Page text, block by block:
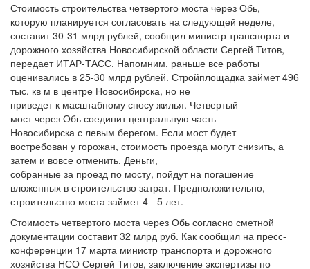
Стоимость строительства четвертого моста через Обь,
которую планируется согласовать на следующей неделе,
составит 30-31 млрд рублей, сообщил министр транспорта и
дорожного хозяйства Новосибирской области Сергей Титов,
передает ИТАР-ТАСС. Напомним, раньше все работы
оценивались в 25-30 млрд рублей. Стройплощадка займет 496
тыс. кв м в центре Новосибирска, но не
приведет к масштабному сносу жилья. Четвертый
мост через Обь соединит центральную часть
Новосибирска с левым берегом. Если мост будет
востребован у горожан, стоимость проезда могут снизить, а
затем и вовсе отменить. Деньги,
собранные за проезд по мосту, пойдут на погашение
вложенных в строительство затрат. Предположительно,
строительство моста займет 4 - 5 лет.
Стоимость четвертого моста через Обь согласно сметной
документации составит 32 млрд руб. Как сообщил на пресс-
конференции 17 марта министр транспорта и дорожного
хозяйства НСО Сергей Титов, заключение экспертизы по